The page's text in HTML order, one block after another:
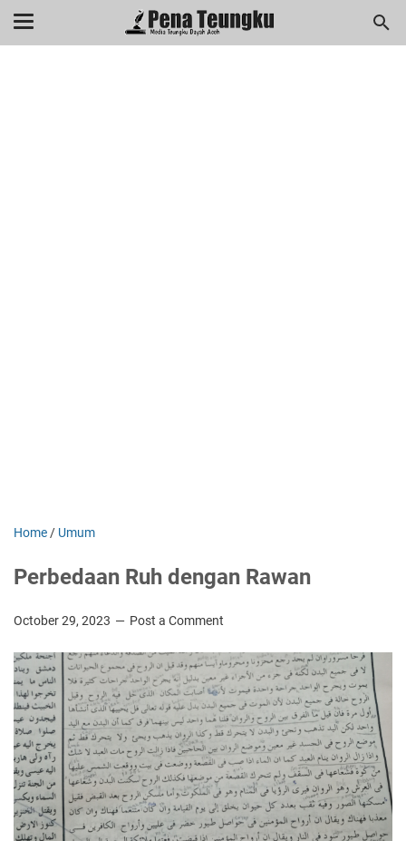
menuj
Home / Umum
Perbedaan Ruh dengan Rawan
October 29, 2023 Post a Comment